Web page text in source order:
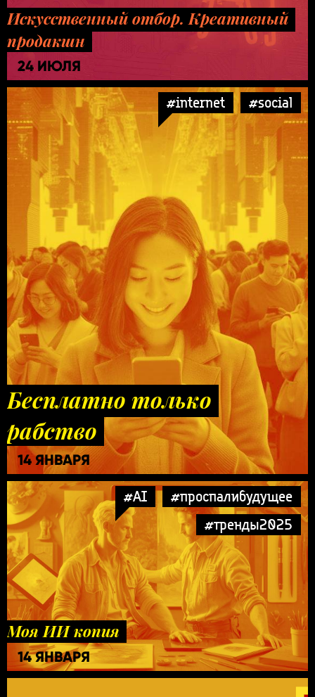
Искусственный отбор. Креативный
продакшн
24 ИЮЛЯ
#internet #social
Бесплатно только
рабство
14 ЯНВАРЯ
#AI
#проспалибудущее
#тренды2025
Моя ИИ копия
14 ЯНВАРЯ